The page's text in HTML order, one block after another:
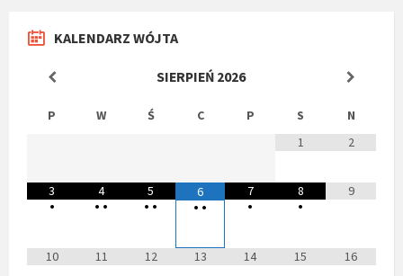
KALENDARZ WÓJTA
SIERPIEŃ 2026
P W Ś C P S
N
1
2
3
•
4
• •
5
• •
6
• •
7
•
8
•
9
10 11 12 13 14 15 16